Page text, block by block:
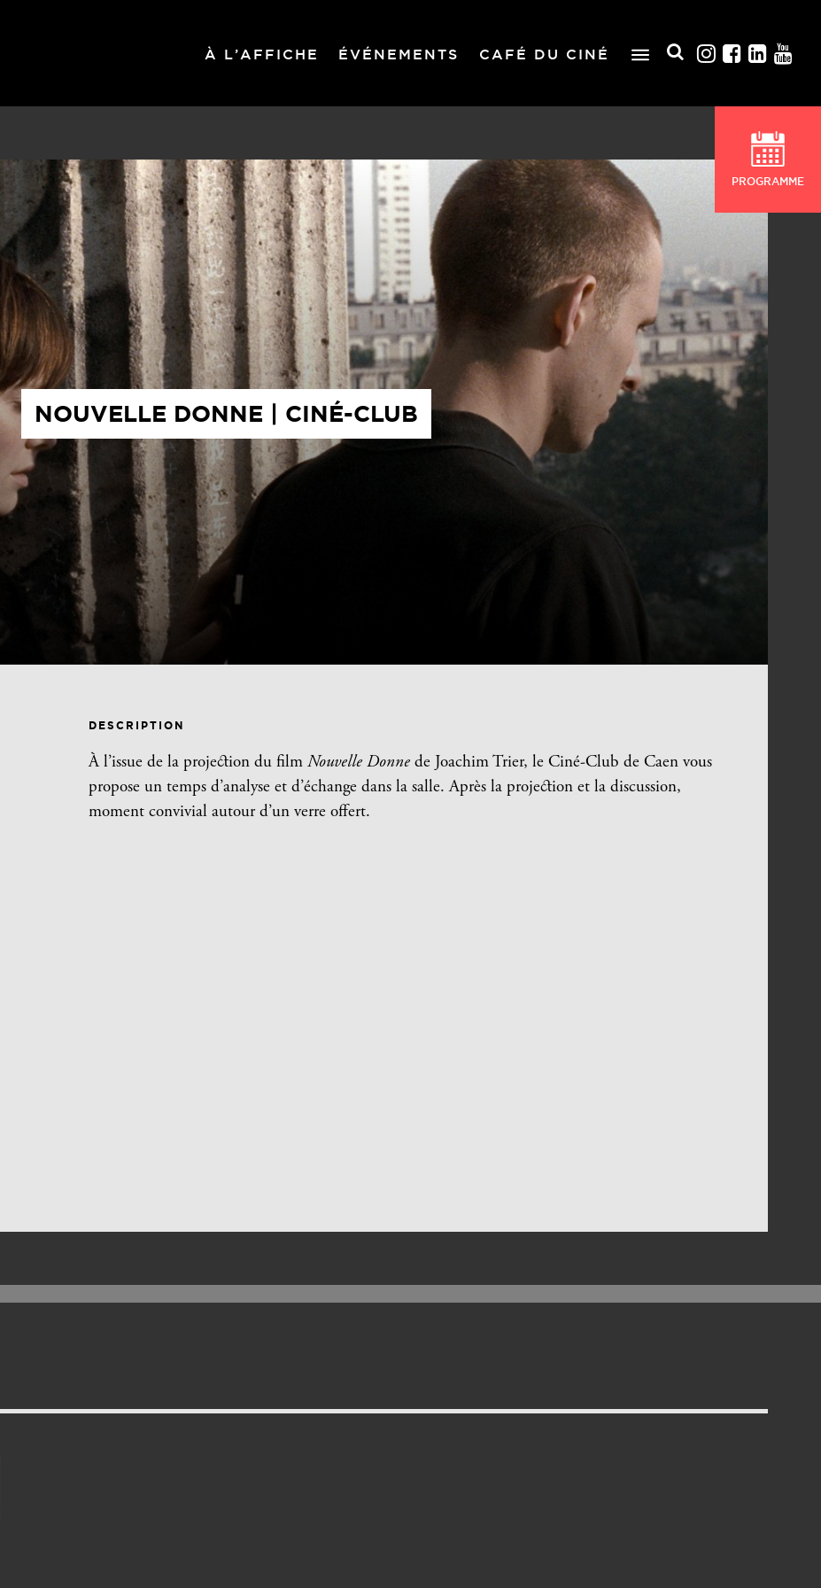
À L’AFFICHE ÉVÉNEMENTS CAFÉ DU CINÉ
PROGRAMME
NOUVELLE DONNE | CINÉ-CLUB
DESCRIPTION
À l’issue de la projection du filmNouvelle Donne de Joachim Trier, le Ciné-Club de Caen vous
propose un temps d’analyse et d’échange dans la salle. Après la projection et la discussion,
moment convivial autour d’un verre offert.